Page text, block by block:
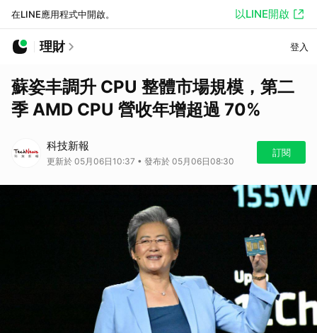
在LINE應用程式中開啟。 以LINE開啟
理財 登入
蘇姿丰調升 CPU 整體市場規模，第二
季 AMD CPU 營收年增超過 70%
科技新報
更新於 05月06日10:37 • 發布於 05月06日08:30
訂閱